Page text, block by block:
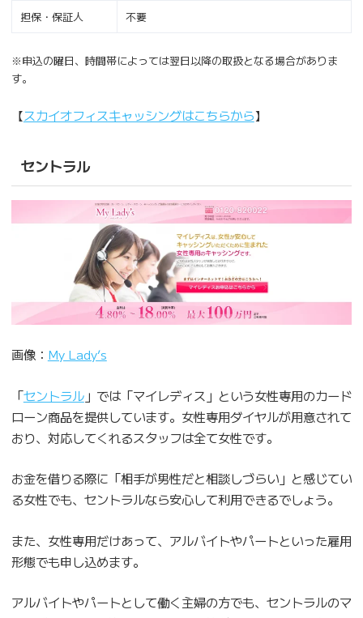
担保・保証人 不要
※申込の曜日、時間帯によっては翌日以降の取扱となる場合がありま
す。
【スカイオフィスキャッシングはこちらから】
セントラル
画像： My Lady’s
「セントラル」では「マイレディス」という女性専用のカード
ローン商品を提供しています。女性専用ダイヤルが用意されて
おり、対応してくれるスタッフは全て女性です。
お金を借りる際に「相手が男性だと相談しづらい」と感じてい
る女性でも、セントラルなら安心して利用できるでしょう。
また、女性専用だけあって、アルバイトやパートといった雇用
形態でも申し込めます。
アルバイトやパートとして働く主婦の方でも、セントラルのマ